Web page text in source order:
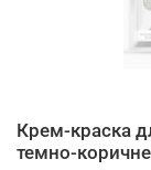
Крем-краска
темно-